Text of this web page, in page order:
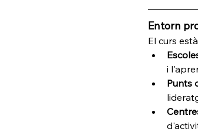
Entorn
El curs
i
Punts